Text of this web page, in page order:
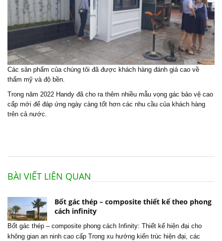
Các sản phẩm của chúng tôi đã được khách hàng đánh giá cao về
thẩm mỹ và độ bền.
Trong năm 2022 Handy đã cho ra thêm nhiều mẫu vọng gác bảo vệ cao
cấp mới để đáp ứng ngày càng tốt hơn các nhu cầu của khách hàng
trên cả nước.
BÀI VIẾT LIÊN QUAN
Bốt gác thép – composite thiết kế theo phong
cách infinity
Bốt gác thép – composite phong cách Infinity: Thiết kế hiện đại cho
không gian an ninh cao cấp Trong xu hướng kiến trúc hiện đại, các